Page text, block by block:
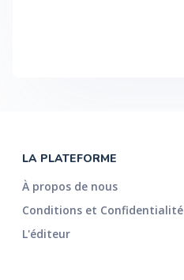
LA PLATEFORME
À propos de nous
Conditions et Confidentialité
L'éditeur